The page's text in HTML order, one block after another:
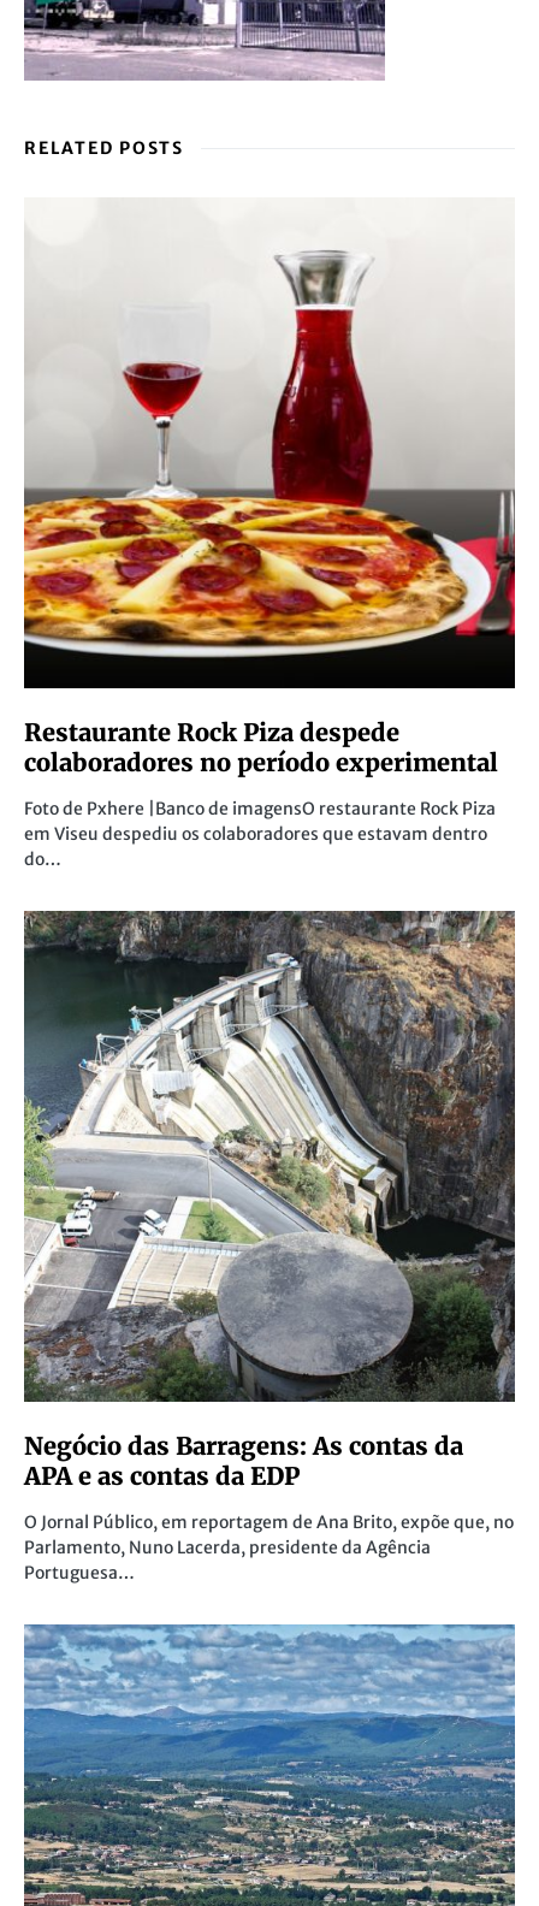
RELATED POSTS
Restaurante Rock Piza despede
colaboradores no período experimental
Foto de Pxhere |Banco de imagensO restaurante Rock Piza
em Viseu despediu os colaboradores que estavam dentro
do…
Negócio das Barragens: As contas da
APA e as contas da EDP
O Jornal Público, em reportagem de Ana Brito, expõe que, no
Parlamento, Nuno Lacerda, presidente da Agência
Portuguesa…